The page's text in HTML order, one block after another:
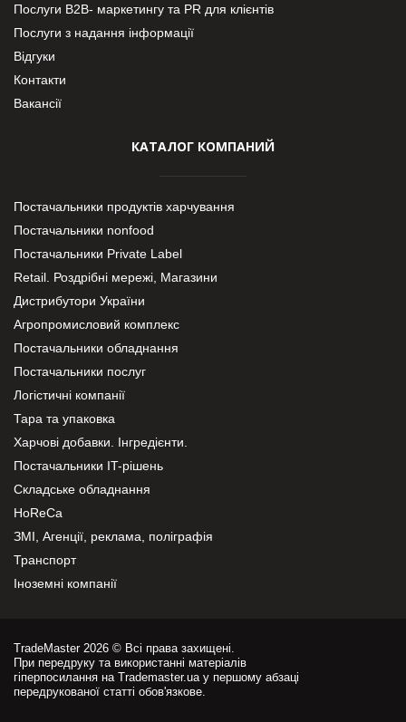
Послуги В2В- маркетингу та PR для клієнтів
Послуги з надання інформації
Відгуки
Контакти
Вакансії
КАТАЛОГ КОМПАНИЙ
Постачальники продуктів харчування
Постачальники nonfood
Постачальники Private Label
Retail. Роздрібні мережі, Магазини
Дистрибутори України
Агропромисловий комплекс
Постачальники обладнання
Постачальники послуг
Логістичні компанії
Тара та упаковка
Харчові добавки. Інгредієнти.
Постачальники IT-рішень
Складське обладнання
HoReCa
ЗМІ, Агенції, реклама, поліграфія
Транспорт
Іноземні компанії
TradeMaster 2026 © Всі права захищені.
При передруку та використанні матеріалів
гіперпосилання на Trademaster.ua у першому абзаці
передрукованої статті обов'язкове.